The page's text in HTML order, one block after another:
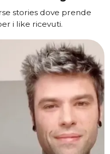
stories dove prende
i like ricevuti.